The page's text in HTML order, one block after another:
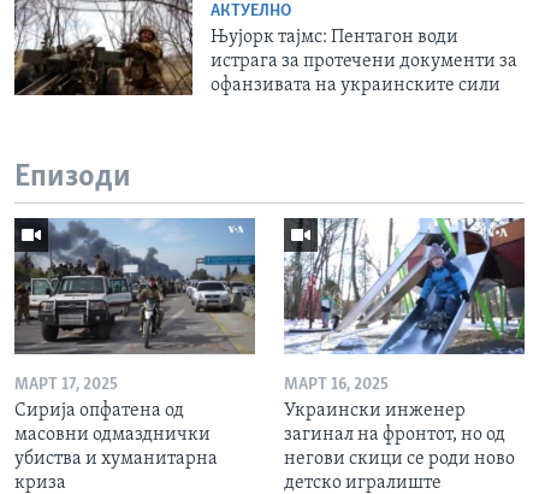
АКТУЕЛНО
Њујорк тајмс: Пентагон води
истрага за протечени документи за
офанзивата на украинските сили
Епизоди
МАРТ 17, 2025
Сирија опфатена од
масовни одмазднички
убиства и хуманитарна
криза
МАРТ 16, 2025
Украински инженер
загинал на фронтот, но од
негови скици се роди ново
детско игралиште